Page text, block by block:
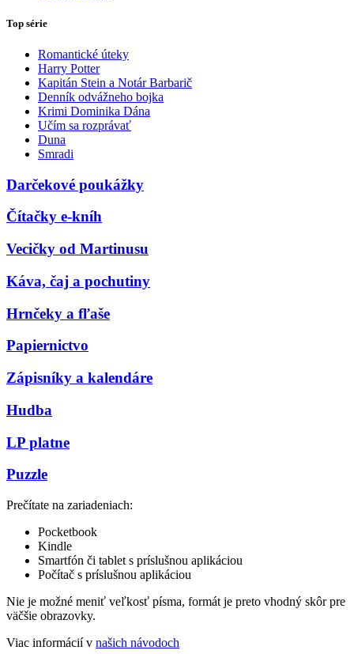
Top série
Romantické úteky
Harry Potter
Kapitán Stein a Notár Barbarič
Denník odvážneho bojka
Krimi Dominika Dána
Učím sa rozprávať
Duna
Smradi
Darčekové poukážky
Čítačky e-kníh
Vecičky od Martinusu
Káva, čaj a pochutiny
Hrnčeky a fľaše
Papiernictvo
Zápisníky a kalendáre
Hudba
LP platne
Puzzle
Prečítate na zariadeniach:
Pocketbook
Kindle
Smartfón či tablet s príslušnou aplikáciou
Počítač s príslušnou aplikáciou
Nie je možné meniť veľkosť písma, formát je preto vhodný skôr pre
väčšie obrazovky.
Viac informácií v našich návodoch